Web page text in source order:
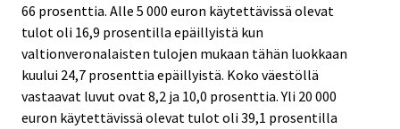
66 prosenttia. Alle 5 000 euron käytettävissä olevat
tulot oli 16,9 prosentilla epäillyistä kun
valtionveronalaisten tulojen mukaan tähän luokkaan
kuului 24,7 prosenttia epäillyistä. Koko väestöllä
vastaavat luvut ovat 8,2 ja 10,0 prosenttia. Yli 20 000
euron käytettävissä olevat tulot oli 39,1 prosentilla